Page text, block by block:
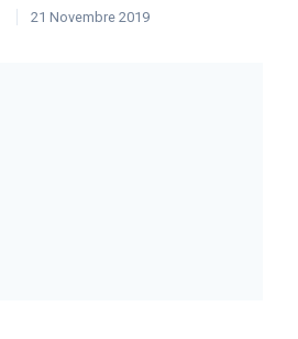
21 Novembre 2019